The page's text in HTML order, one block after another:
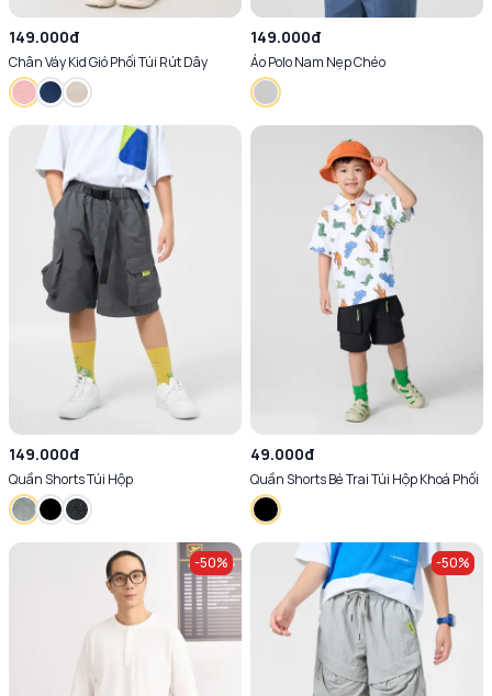
149.000đ
Chân Váy Kid Gió Phối Túi Rút Dây
149.000đ
Áo Polo Nam Nẹp Chéo
149.000đ
Quần Shorts Túi Hộp
49.000đ
Quần Shorts Bé Trai Túi Hộp Khoá Phối
-50% -50%